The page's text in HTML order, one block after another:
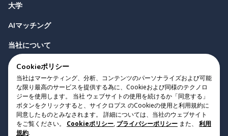
大学
AIマッチング
当社について
お問い合わせ
Copyright 2023 Cyclopes® • v0.31.0
Cookieポリシー
当社はマーケティング、分析、コンテンツのパーソナライズおよび可能
な限り最高のサービスを提供する為に、Cookieおよび同様のテクノロ
ジーを使用します。 当社 ウェブサイトの使用を続けるか「同意する」
ボタンをクリックすると、サイクロプス のCookieの使用と利用規約に
同意したものとみなされます。 詳細については、当社のウェブサイト
をご覧ください。
Cookieポリシー, プライバシーポリシー また、
利用
規約.